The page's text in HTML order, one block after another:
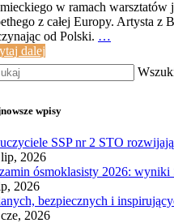
w ramach
z całej Europy. Artysta z
od Polski. …
dalej
wpisy
SSP nr 2 STO
2026
ósmoklasisty 2026: wyniki
2026
bezpiecznych i
2026